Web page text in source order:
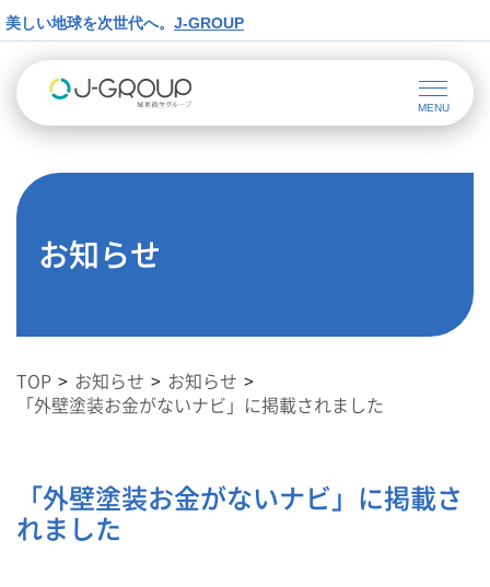
美しい地球を次世代へ。 J-GROUP
お知らせ
TOP お知らせ
お知らせ
「外壁塗装お金がないナビ」に掲載されました
「外壁塗装お金がないナビ」に掲載さ
れました